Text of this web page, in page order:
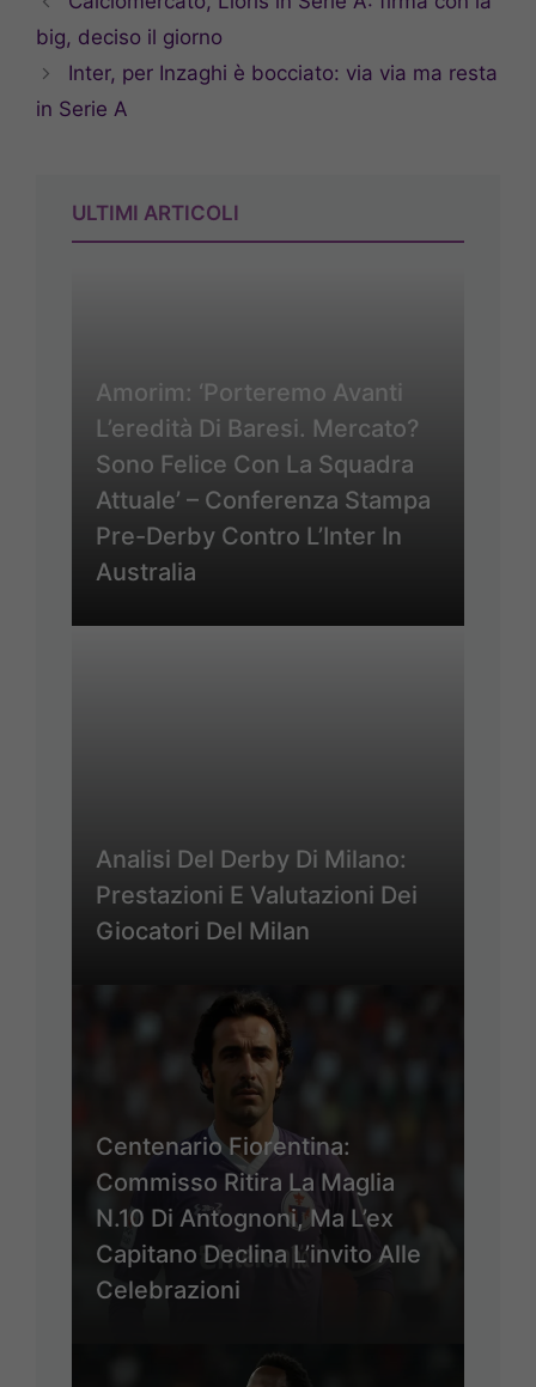
big, deciso il giorno
Inter, per Inzaghi è bocciato: via via ma resta
in Serie A
ULTIMI ARTICOLI
Amorim: ‘Porteremo Avanti
L’eredità Di Baresi. Mercato?
Sono Felice Con La Squadra
Attuale’ – Conferenza Stampa
Pre-Derby Contro L’Inter In
Australia
Analisi Del Derby Di Milano:
Prestazioni E Valutazioni Dei
Giocatori Del Milan
Centenario Fiorentina:
Commisso Ritira La Maglia
N.10 Di Antognoni, Ma L’ex
Capitano Declina L’invito Alle
Celebrazioni